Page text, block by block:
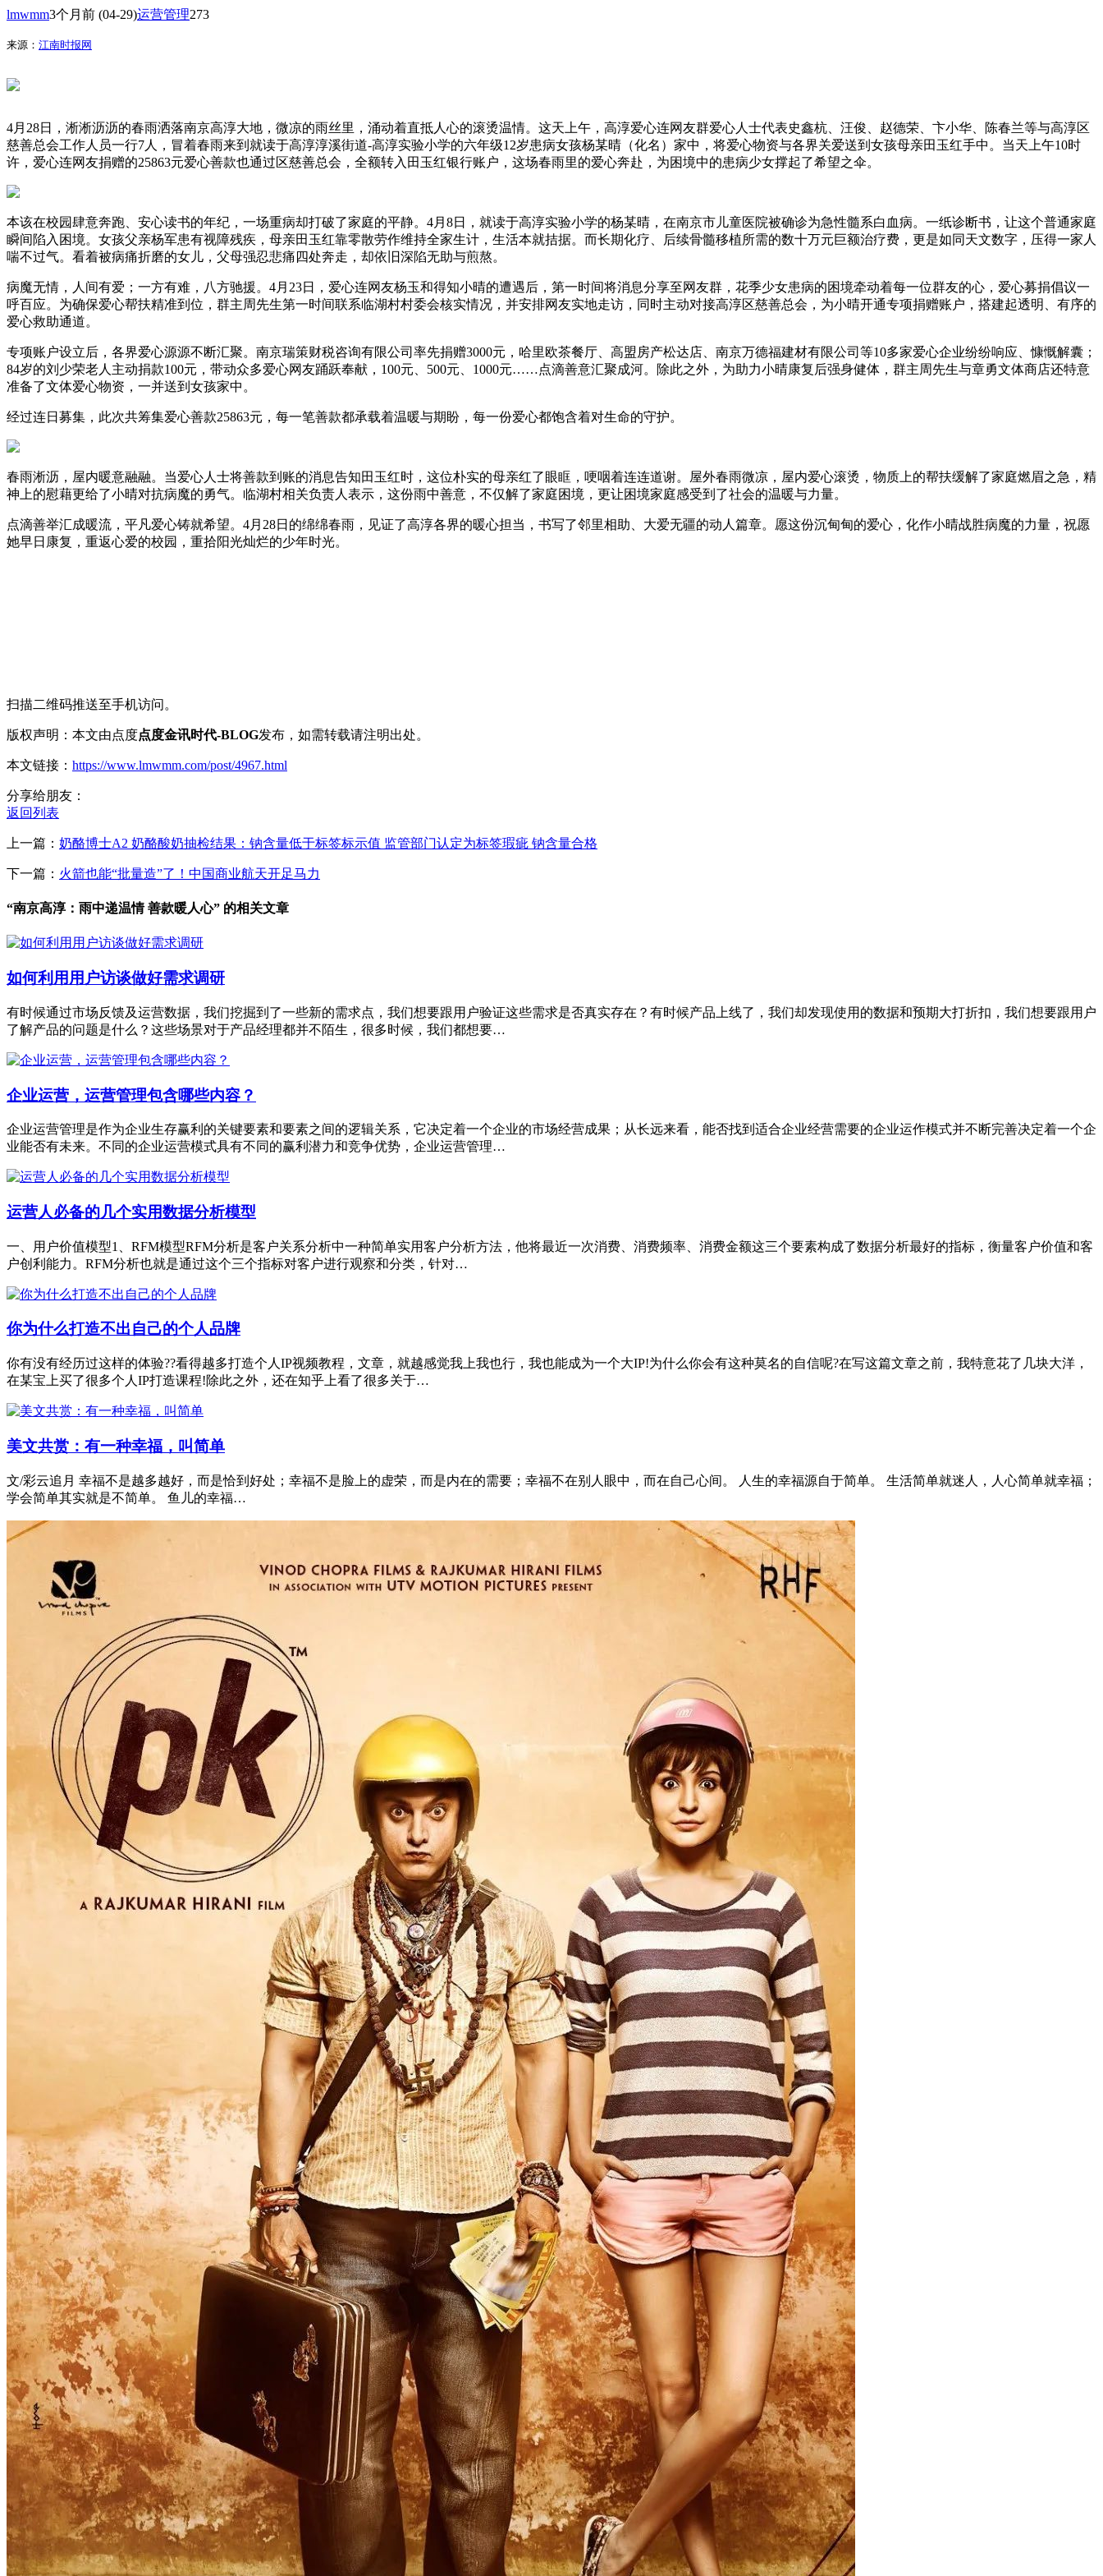
lmwmm3个月前 (04-29)运营管理273
来源： 江南时报网
4月28日，淅淅沥沥的春雨洒落南京高淳大地，微凉的雨丝里，涌动着直抵人心的滚烫温情。这天上午，高淳爱心连网友群爱心人士代表史鑫杭、汪俊、赵德荣、卞小华、陈春兰等与高淳区
慈善总会工作人员一行7人，冒着春雨来到就读于高淳淳溪街道-高淳实验小学的六年级12岁患病女孩杨某晴（化名）家中，将爱心物资与各界关爱送到女孩母亲田玉红手中。当天上午10时
许，爱心连网友捐赠的25863元爱心善款也通过区慈善总会，全额转入田玉红银行账户，这场春雨里的爱心奔赴，为困境中的患病少女撑起了希望之伞。
本该在校园肆意奔跑、安心读书的年纪，一场重病却打破了家庭的平静。4月8日，就读于高淳实验小学的杨某晴，在南京市儿童医院被确诊为急性髓系白血病。一纸诊断书，让这个普通家庭
瞬间陷入困境。女孩父亲杨军患有视障残疾，母亲田玉红靠零散劳作维持全家生计，生活本就拮据。而长期化疗、后续骨髓移植所需的数十万元巨额治疗费，更是如同天文数字，压得一家人
喘不过气。看着被病痛折磨的女儿，父母强忍悲痛四处奔走，却依旧深陷无助与煎熬。
病魔无情，人间有爱；一方有难，八方驰援。4月23日，爱心连网友杨玉和得知小晴的遭遇后，第一时间将消息分享至网友群，花季少女患病的困境牵动着每一位群友的心，爱心募捐倡议一
呼百应。为确保爱心帮扶精准到位，群主周先生第一时间联系临湖村村委会核实情况，并安排网友实地走访，同时主动对接高淳区慈善总会，为小晴开通专项捐赠账户，搭建起透明、有序的
爱心救助通道。
专项账户设立后，各界爱心源源不断汇聚。南京瑞策财税咨询有限公司率先捐赠3000元，哈里欧茶餐厅、高盟房产松达店、南京万德福建材有限公司等10多家爱心企业纷纷响应、慷慨解囊；
84岁的刘少荣老人主动捐款100元，带动众多爱心网友踊跃奉献，100元、500元、1000元……点滴善意汇聚成河。除此之外，为助力小晴康复后强身健体，群主周先生与章勇文体商店还特意
准备了文体爱心物资，一并送到女孩家中。
经过连日募集，此次共筹集爱心善款25863元，每一笔善款都承载着温暖与期盼，每一份爱心都饱含着对生命的守护。
春雨淅沥，屋内暖意融融。当爱心人士将善款到账的消息告知田玉红时，这位朴实的母亲红了眼眶，哽咽着连连道谢。屋外春雨微凉，屋内爱心滚烫，物质上的帮扶缓解了家庭燃眉之急，精
神上的慰藉更给了小晴对抗病魔的勇气。临湖村相关负责人表示，这份雨中善意，不仅解了家庭困境，更让困境家庭感受到了社会的温暖与力量。
点滴善举汇成暖流，平凡爱心铸就希望。4月28日的绵绵春雨，见证了高淳各界的暖心担当，书写了邻里相助、大爱无疆的动人篇章。愿这份沉甸甸的爱心，化作小晴战胜病魔的力量，祝愿
她早日康复，重返心爱的校园，重拾阳光灿烂的少年时光。
扫描二维码推送至手机访问。
版权声明：本文由点度点度金讯时代-BLOG发布，如需转载请注明出处。
本文链接： https://www.lmwmm.com/post/4967.html
分享给朋友：
返回列表
上一篇： 奶酪博士A2 奶酪酸奶抽检结果：钠含量低于标签标示值 监管部门认定为标签瑕疵 钠含量合格
下一篇： 火箭也能“批量造”了！中国商业航天开足马力
“南京高淳：雨中递温情 善款暖人心” 的相关文章
如何利用用户访谈做好需求调研
有时候通过市场反馈及运营数据，我们挖掘到了一些新的需求点，我们想要跟用户验证这些需求是否真实存在？有时候产品上线了，我们却发现使用的数据和预期大打折扣，我们想要跟用户
了解产品的问题是什么？这些场景对于产品经理都并不陌生，很多时候，我们都想要…
企业运营，运营管理包含哪些内容？
企业运营管理是作为企业生存赢利的关键要素和要素之间的逻辑关系，它决定着一个企业的市场经营成果；从长远来看，能否找到适合企业经营需要的企业运作模式并不断完善决定着一个企
业能否有未来。不同的企业运营模式具有不同的赢利潜力和竞争优势，企业运营管理…
运营人必备的几个实用数据分析模型
一、用户价值模型1、RFM模型RFM分析是客户关系分析中一种简单实用客户分析方法，他将最近一次消费、消费频率、消费金额这三个要素构成了数据分析最好的指标，衡量客户价值和客
户创利能力。RFM分析也就是通过这个三个指标对客户进行观察和分类，针对…
你为什么打造不出自己的个人品牌
你有没有经历过这样的体验??看得越多打造个人IP视频教程，文章，就越感觉我上我也行，我也能成为一个大IP!为什么你会有这种莫名的自信呢?在写这篇文章之前，我特意花了几块大洋，
在某宝上买了很多个人IP打造课程!除此之外，还在知乎上看了很多关于…
美文共赏：有一种幸福，叫简单
文/彩云追月 幸福不是越多越好，而是恰到好处；幸福不是脸上的虚荣，而是内在的需要；幸福不在别人眼中，而在自己心间。 人生的幸福源自于简单。 生活简单就迷人，人心简单就幸福；
学会简单其实就是不简单。 鱼儿的幸福…